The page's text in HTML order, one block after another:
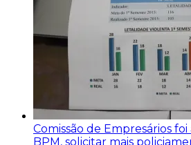
Comissão de Empresários
BPM, solicitar mais